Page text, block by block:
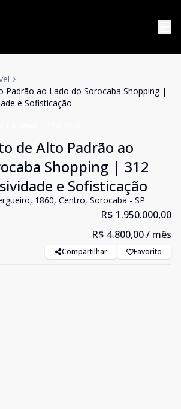
Padrão ao Lado do Sorocaba Shopping |
e Sofisticação
de Alto Padrão ao
Shopping | 312
e Sofisticação
1860, Centro, Sorocaba - SP
R$ 1.950.000,00
R$ 4.800,00/ mês
Compartilhar Favorito